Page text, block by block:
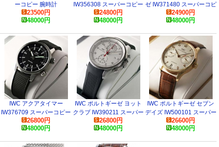
ーコピー 腕時計
23500円
48000円
IW356308 スーパーコピー
時計
24800円
48000円
ゼ IW371480 スーパーコピ
ー 時計
24900円
48000円
IWC アクアタイマー
IW376709 スーパーコピー
時計
26800円
48000円
IWC ポルトギーゼ ヨット
クラブ IW390211 スーパー
コピー 時計
26800円
48000円
IWC ポルトギーゼ セブン
デイズ IW500101 スーパー
コピー 時計
26600円
48000円